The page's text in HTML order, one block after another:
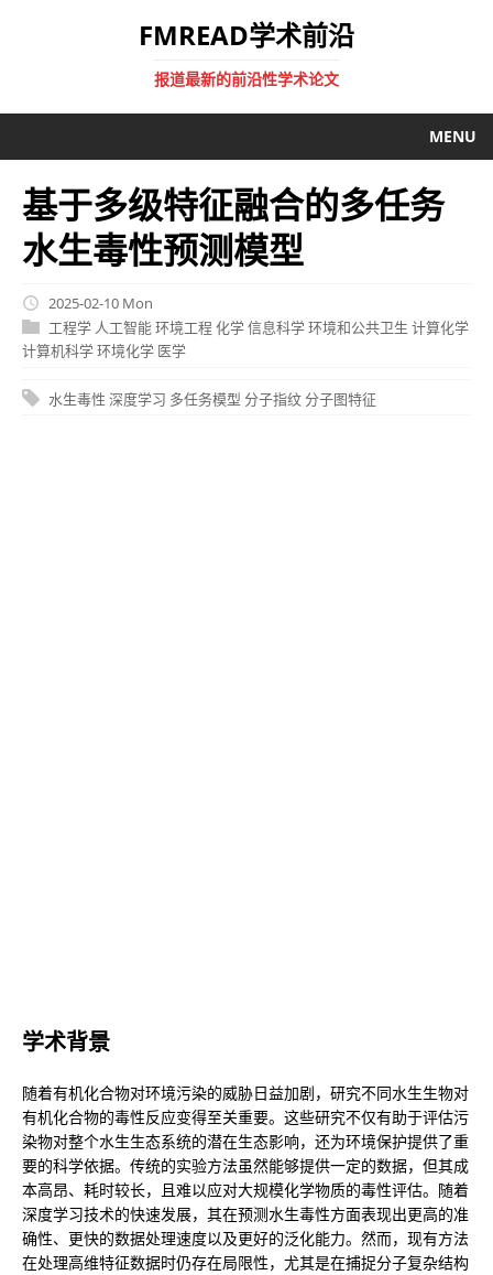
FMREAD学术前沿
报道最新的前沿性学术论文
MENU
基于多级特征融合的多任务
水生毒性预测模型
2025-02-10 Mon
工程学 人工智能环境工程化学信息科学环境和公共卫生 计算化学
计算机科学环境化学 医学
水生毒性 深度学习 多任务模型 分子指纹分子图特征
学术背景
随着有机化合物对环境污染的威胁日益加剧，研究不同水生生物对
有机化合物的毒性反应变得至关重要。这些研究不仅有助于评估污
染物对整个水生生态系统的潜在生态影响，还为环境保护提供了重
要的科学依据。传统的实验方法虽然能够提供一定的数据，但其成
本高昂、耗时较长，且难以应对大规模化学物质的毒性评估。随着
深度学习技术的快速发展，其在预测水生毒性方面表现出更高的准
确性、更快的数据处理速度以及更好的泛化能力。然而，现有方法
在处理高维特征数据时仍存在局限性，尤其是在捕捉分子复杂结构